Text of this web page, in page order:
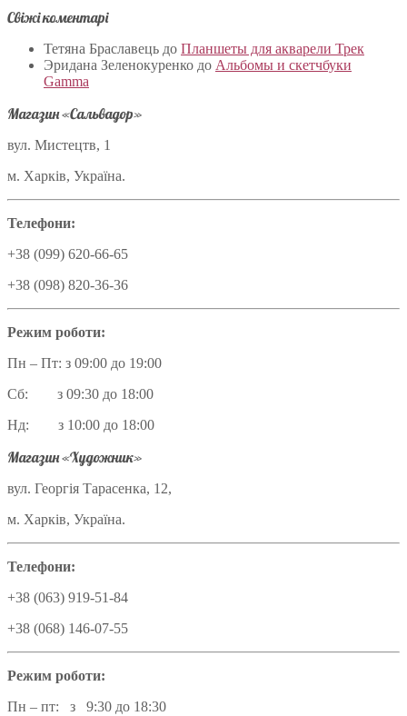
Свіжі коментарі
Тетяна Браславець до Планшеты для акварели Трек
Эридана Зеленокуренко до Альбомы и скетчбуки
Gamma
Магазин «Сальвадор»
вул. Мистецтв, 1
м. Харків, Україна.
Телефони:
+38 (099) 620-66-65
+38 (098) 820-36-36
Режим роботи:
Пн – Пт: з 09:00 до 19:00
Сб: з 09:30 до 18:00
Нд: з 10:00 до 18:00
Магазин «Художник»
вул. Георгія Тарасенка, 12,
м. Харків, Україна.
Телефони:
+38 (063) 919-51-84
+38 (068) 146-07-55
Режим роботи:
Пн – пт: з 9:30 до 18:30